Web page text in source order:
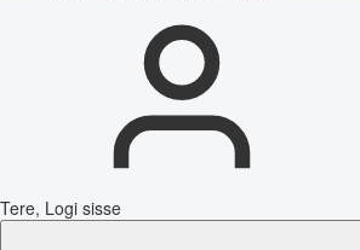
Tere, Logi sisse